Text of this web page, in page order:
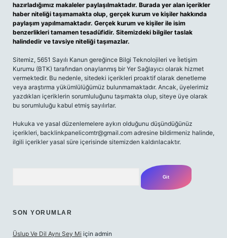
hazırladığımız makaleler paylaşılmaktadır. Burada yer alan içerikler
haber niteliği taşımamakta olup, gerçek kurum ve kişiler hakkında
paylaşım yapılmamaktadır. Gerçek kurum ve kişiler ile isim
benzerlikleri tamamen tesadüfidir. Sitemizdeki bilgiler taslak
halindedir ve tavsiye niteliği taşımazlar.
Sitemiz, 5651 Sayılı Kanun gereğince Bilgi Teknolojileri ve İletişim
Kurumu (BTK) tarafından onaylanmış bir Yer Sağlayıcı olarak hizmet
vermektedir. Bu nedenle, sitedeki içerikleri proaktif olarak denetleme
veya araştırma yükümlülüğümüz bulunmamaktadır. Ancak, üyelerimiz
yazdıkları içeriklerin sorumluluğunu taşımakta olup, siteye üye olarak
bu sorumluluğu kabul etmiş sayılırlar.
Hukuka ve yasal düzenlemelere aykırı olduğunu düşündüğünüz
içerikleri, backlinkpanelicomtr@gmail.com adresine bildirmeniz halinde,
ilgili içerikler yasal süre içerisinde sitemizden kaldırılacaktır.
SON YORUMLAR
Üslup Ve Dil Aynı Şey Mi için admin